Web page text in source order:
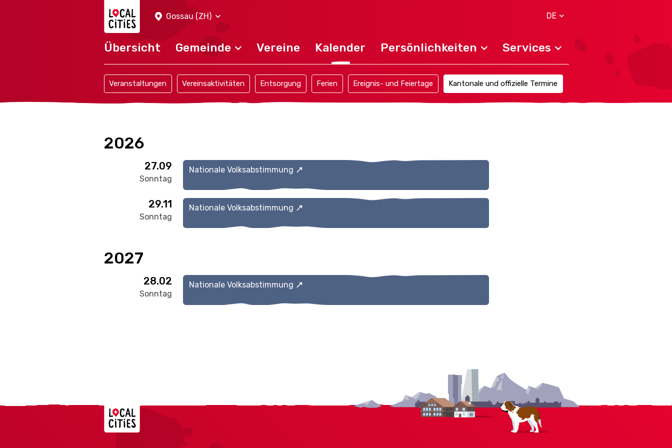
Gossau (ZH)
DE
Übersicht Gemeinde Vereine Kalender Persönlichkeiten Services
Veranstaltungen Vereinsaktivitäten Entsorgung Ferien Ereignis- und Feiertage Kantonale und offizielle Termine
2026
27.09
Sonntag
Nationale Volksabstimmung
29.11
Sonntag
Nationale Volksabstimmung
2027
28.02
Sonntag
Nationale Volksabstimmung
Localcities